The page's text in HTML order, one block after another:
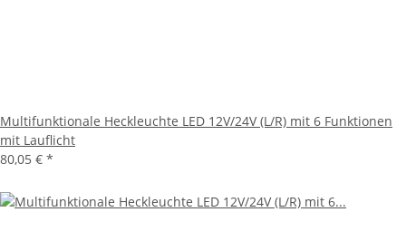
Multifunktionale Heckleuchte LED 12V/24V (L/R) mit 6 Funktionen
mit Lauflicht
80,05 € *